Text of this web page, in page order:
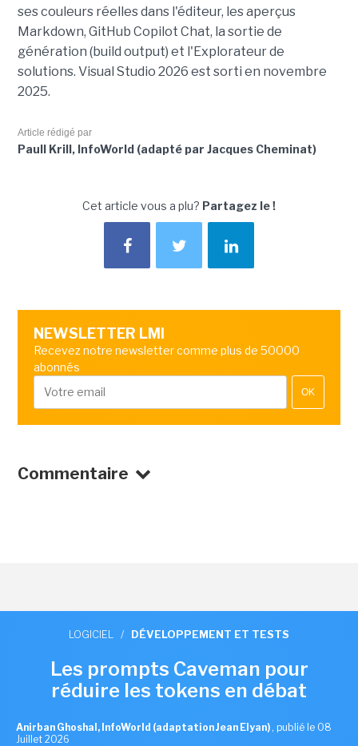
ses couleurs réelles dans l'éditeur, les aperçus
Markdown, GitHub Copilot Chat, la sortie de
génération (build output) et l'Explorateur de
solutions. Visual Studio 2026 est sorti en novembre
2025.
Article rédigé par
Paull Krill, InfoWorld (adapté par Jacques Cheminat)
Cet article vous a plu? Partagez le !
NEWSLETTER LMI
Recevez notre newsletter comme plus de 50000
abonnés
OK
Commentaire
LOGICIEL / DÉVELOPPEMENT ET TESTS
Les prompts Caveman pour
réduire les tokens en débat
Anirban Ghoshal, InfoWorld (adaptation Jean Elyan) , publié le 08
Juillet 2026